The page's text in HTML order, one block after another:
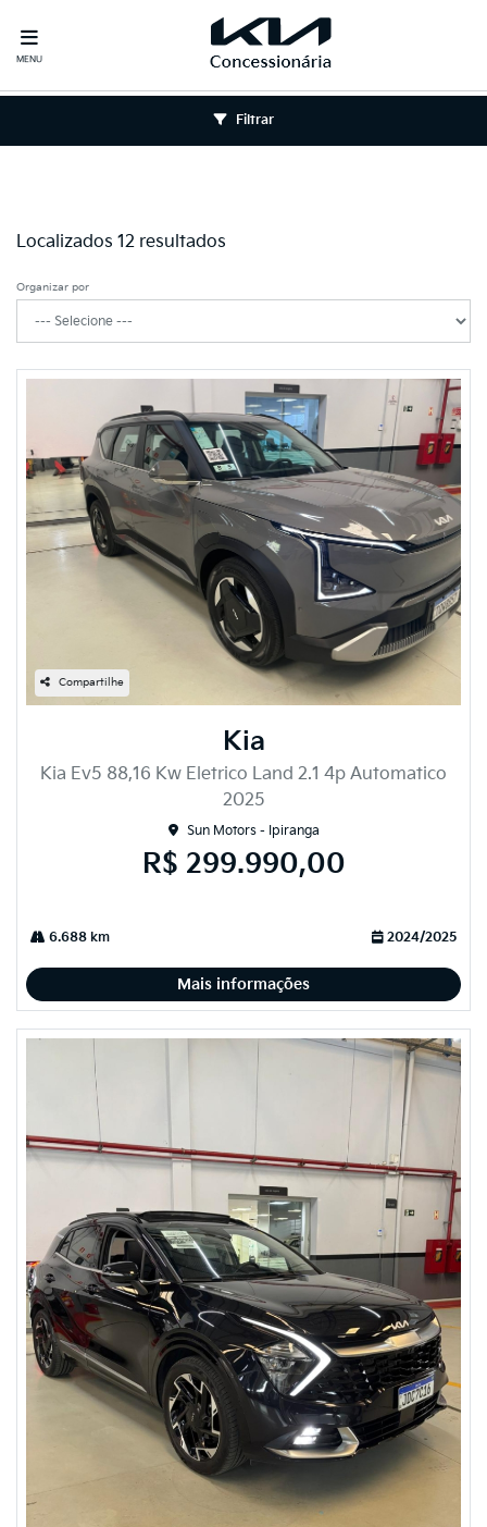
MENU
Localizados 12 resultados
Filtrar
Organizar por
Compartilhe
Kia
Kia Ev5 88,16 Kw Eletrico Land 2.1 4p Automatico
2025
Sun Motors - Ipiranga
R$ 299.990,00
6.688 km 2024/2025
Mais informações